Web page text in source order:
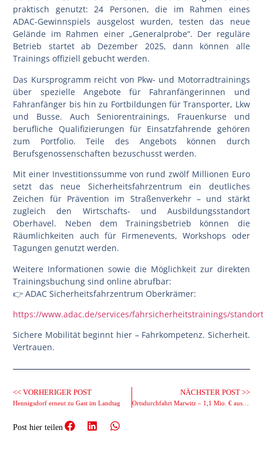
praktisch genutzt: 24 Personen, die im Rahmen eines
ADAC-Gewinnspiels ausgelost wurden, testen das neue
Gelände im Rahmen einer „Generalprobe“. Der reguläre
Betrieb startet ab Dezember 2025, dann können alle
Trainings offiziell gebucht werden.
Das Kursprogramm reicht von Pkw- und Motorradtrainings
über spezielle Angebote für Fahranfängerinnen und
Fahranfänger bis hin zu Fortbildungen für Transporter, Lkw
und Busse. Auch Seniorentrainings, Frauenkurse und
berufliche Qualifizierungen für Einsatzfahrende gehören
zum Portfolio. Teile des Angebots können durch
Berufsgenossenschaften bezuschusst werden.
Mit einer Investitionssumme von rund zwölf Millionen Euro
setzt das neue Sicherheitsfahrzentrum ein deutliches
Zeichen für Prävention im Straßenverkehr – und stärkt
zugleich den Wirtschafts- und Ausbildungsstandort
Oberhavel. Neben dem Trainingsbetrieb können die
Räumlichkeiten auch für Firmenevents, Workshops oder
Tagungen genutzt werden.
Weitere Informationen sowie die Möglichkeit zur direkten
Trainingsbuchung sind online abrufbar:
👉ADAC Sicherheitsfahrzentrum Oberkrämer:
https://www.adac.de/services/fahrsicherheitstrainings/
Sichere Mobilität beginnt hier – Fahrkompetenz. Sicherheit.
Vertrauen.
<< VORHERIGER POST
Hennigsdorf erneut zu Gast im Landtag
NÄCHSTER POST >>
Ortsdurchfahrt Marwitz – 1,1 Mio. € aus Sondervermögen gesichert!
Post hier teilen